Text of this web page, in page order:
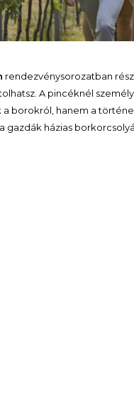
rendezvénysorozatban
A pincéknél
a borokról, hanem a
gazdák házias